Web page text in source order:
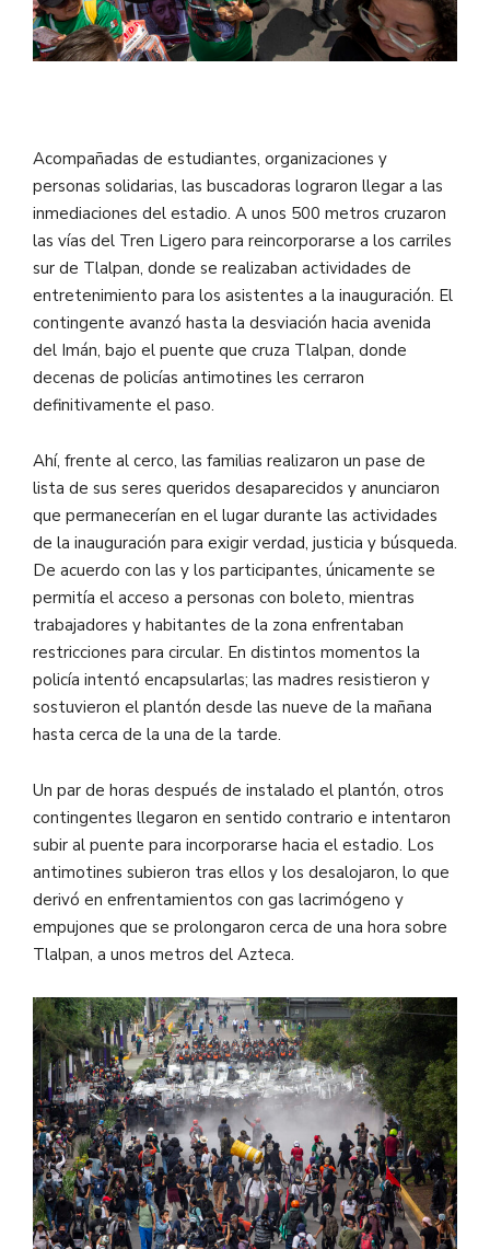
Acompañadas de estudiantes, organizaciones y
personas solidarias, las buscadoras lograron llegar a las
inmediaciones del estadio. A unos 500 metros cruzaron
las vías del Tren Ligero para reincorporarse a los carriles
sur de Tlalpan, donde se realizaban actividades de
entretenimiento para los asistentes a la inauguración. El
contingente avanzó hasta la desviación hacia avenida
del Imán, bajo el puente que cruza Tlalpan, donde
decenas de policías antimotines les cerraron
definitivamente el paso.
Ahí, frente al cerco, las familias realizaron un pase de
lista de sus seres queridos desaparecidos y anunciaron
que permanecerían en el lugar durante las actividades
de la inauguración para exigir verdad, justicia y búsqueda.
De acuerdo con las y los participantes, únicamente se
permitía el acceso a personas con boleto, mientras
trabajadores y habitantes de la zona enfrentaban
restricciones para circular. En distintos momentos la
policía intentó encapsularlas; las madres resistieron y
sostuvieron el plantón desde las nueve de la mañana
hasta cerca de la una de la tarde.
Un par de horas después de instalado el plantón, otros
contingentes llegaron en sentido contrario e intentaron
subir al puente para incorporarse hacia el estadio. Los
antimotines subieron tras ellos y los desalojaron, lo que
derivó en enfrentamientos con gas lacrimógeno y
empujones que se prolongaron cerca de una hora sobre
Tlalpan, a unos metros del Azteca.